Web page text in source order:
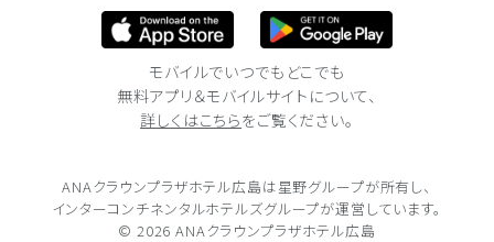
モバイルでいつでもどこでも
無料アプリ＆モバイルサイトについて、
詳しくはこちらをご覧ください。
ANAクラウンプラザホテル広島は星野グループが所有し、
インターコンチネンタルホテルズグループが運営しています。
© 2026 ANAクラウンプラザホテル広島